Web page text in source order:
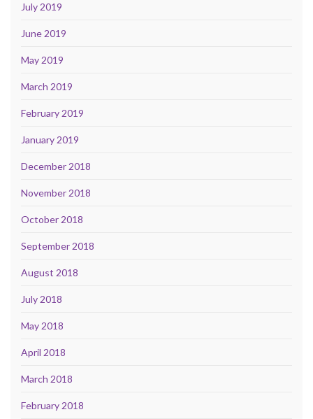
July 2019
June 2019
May 2019
March 2019
February 2019
January 2019
December 2018
November 2018
October 2018
September 2018
August 2018
July 2018
May 2018
April 2018
March 2018
February 2018